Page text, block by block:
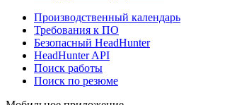
Производственный календарь
Требования к ПО
Безопасный HeadHunter
HeadHunter API
Поиск работы
Поиск по резюме